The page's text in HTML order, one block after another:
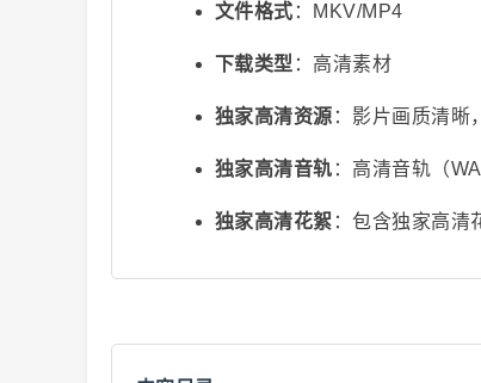
视
文件格式 ：MKV/MP4
下载类型 ：高清素材
独家高清资源 ：影片画质清晰
独家高清音轨 ：高清音轨（
独家高清花絮 ：包含独家高清